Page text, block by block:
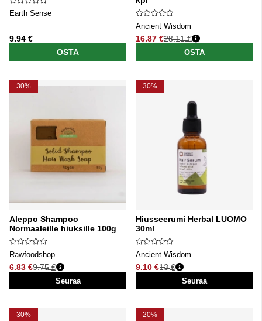
Earth Sense
9.94 €
OSTA
Ancient Wisdom
16.87 €
Normaali hinta
28.11 €
OSTA
30%
Aleppo Shampoo
Normaaleille hiuksille 100g
Rawfoodshop
6.83 €
Normaali hinta
9.75 €
Seuraa
30%
Hiusseerumi Herbal LUOMO
30ml
Ancient Wisdom
9.10 €
Normaali hinta
13 €
Seuraa
30% 20%